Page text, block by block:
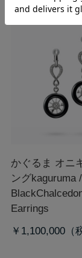
かぐるま オニ
ングkaguruma /
Earrings
￥1,100,000